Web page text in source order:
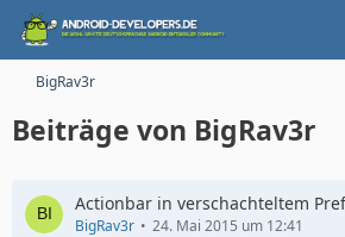
BigRav3r
Beiträge von BigRav3r
Actionbar in verschachteltem
BigRav3r 24. Mai 2015 um 12:41